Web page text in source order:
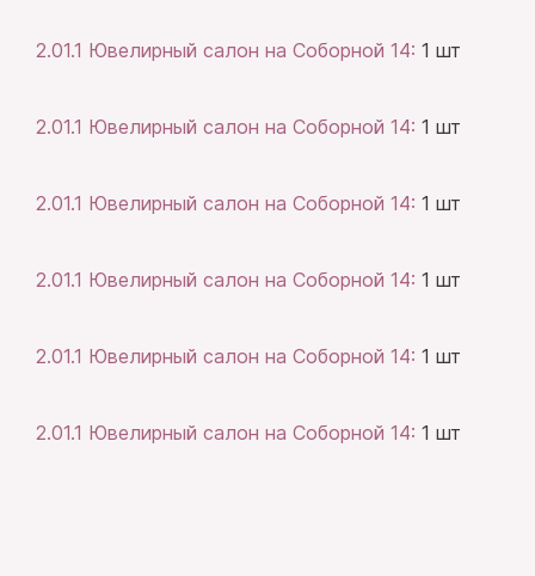
2.01.1 Ювелирный салон на Соборной 14: 1 шт
2.01.1 Ювелирный салон на Соборной 14: 1 шт
2.01.1 Ювелирный салон на Соборной 14: 1 шт
2.01.1 Ювелирный салон на Соборной 14: 1 шт
2.01.1 Ювелирный салон на Соборной 14: 1 шт
2.01.1 Ювелирный салон на Соборной 14: 1 шт